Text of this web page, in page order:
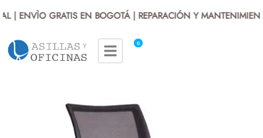
| ENVÌO GRATIS EN BOGOTÁ | REPARACIÓN Y
0